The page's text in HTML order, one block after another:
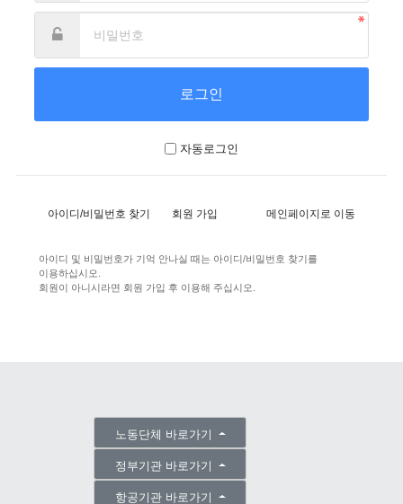
자동로그인
아이디/비밀번호 찾기 회원 가입 메인페이지로 이동
아이디 및 비밀번호가 기억 안나실 때는 아이디/비밀번호 찾기를
이용하십시오.
회원이 아니시라면 회원 가입 후 이용해 주십시오.
노동단체 바로가기
정부기관 바로가기
항공기관 바로가기